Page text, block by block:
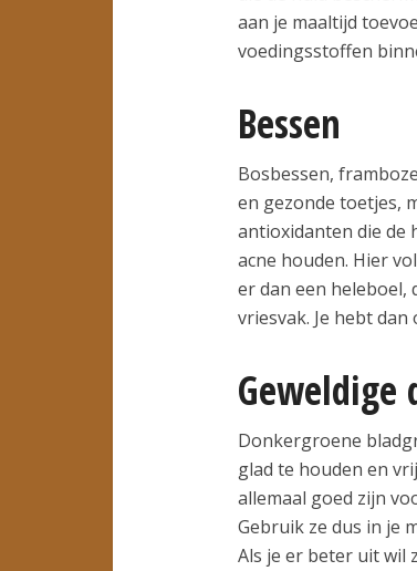
aan je maaltijd
voedingsstoffen
Bessen
Bosbessen,
en gezonde toetjes,
antioxidanten die de
acne houden. Hier
er dan een heleboel,
vriesvak. Je hebt
Geweldige
Donkergroene
glad te houden en
allemaal goed zijn
Gebruik ze dus in je
Als je er beter uit wil